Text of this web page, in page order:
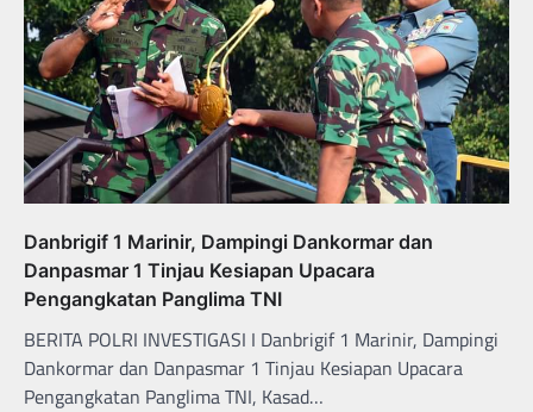
Danbrigif 1 Marinir, Dampingi Dankormar dan
Danpasmar 1 Tinjau Kesiapan Upacara
Pengangkatan Panglima TNI
BERITA POLRI INVESTIGASI I Danbrigif 1 Marinir, Dampingi
Dankormar dan Danpasmar 1 Tinjau Kesiapan Upacara
Pengangkatan Panglima TNI, Kasad…